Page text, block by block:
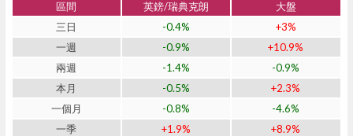
區間 英鎊/瑞典克朗
大盤
三日
-0.4%
+3%
一週
-0.9%
+10.9%
兩週
-1.4%
-0.9%
本月
-0.5%
+2.3%
一個月
-0.8%
-4.6%
一季
+1.9%
+8.9%